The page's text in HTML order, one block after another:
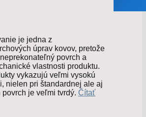
je jedna z
úprav kovov, pretože
povrch a
vlastnosti produktu.
vykazujú veľmi vysokú
nielen pri štandardnej ale aj
je veľmi tvrdý. Čítať